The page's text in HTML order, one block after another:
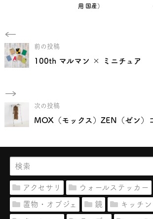
用 国産）
前の投稿
100th マルマン × ミニチュア
次の投稿
MOX（モックス）ZEN（ゼン）
アクセサリ ウォールステッカー
置物・オブジェ 鏡 キッチン